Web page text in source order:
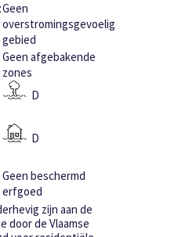
Geen
overstromingsgevoelig
gebied
Geen afgebakende
zones
D
D
Geen beschermd
erfgoed
zijn aan de
door de Vlaamse